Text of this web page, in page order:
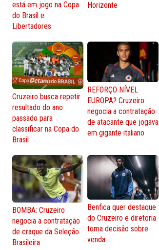
está em jogo na Copa
do Brasil e
Libertadores
Horizonte
Cruzeiro busca repetir
resultado do ano
passado para
classificar na Copa do
Brasil
REFORÇO NÍVEL
EUROPA? Cruzeiro
negocia a contratação
de atacante que jogava
em gigante italiano
BOMBA: Cruzeiro
negocia a contratação
de craque da Seleção
Brasileira
Benfica quer destaque
do Cruzeiro e diretoria
toma decisão sobre
venda